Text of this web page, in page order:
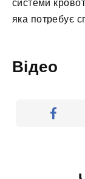
системи
яка потребує
Відео